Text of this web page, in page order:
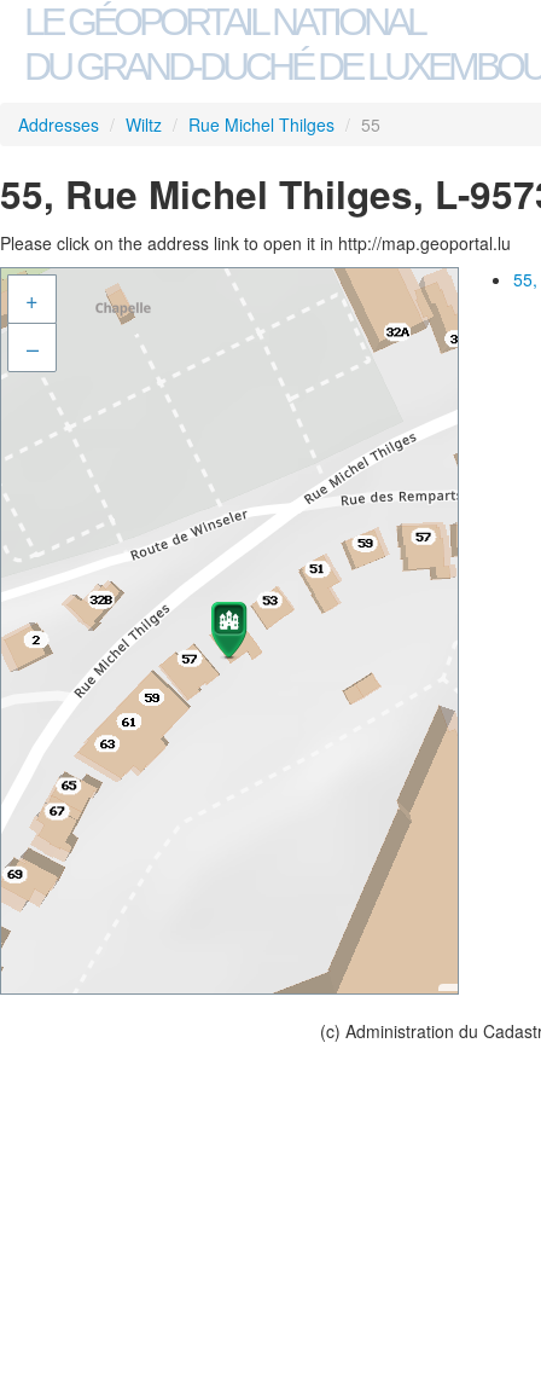
LE GÉOPORTAIL NATIONAL
DU GRAND-DUCHÉ DE
Addresses / Wiltz / Rue Michel Thilges / 55
55, Rue Michel Thilges, L-
Please click on the address link to open it in http://map.geoportal.lu
+
–
(c) Administration du